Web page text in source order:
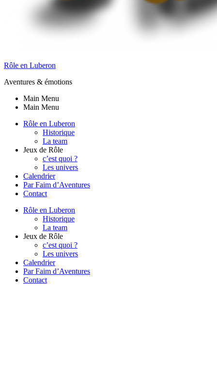
Rôle en Luberon
Aventures & émotions
Main Menu
Main Menu
Rôle en Luberon
Historique
La team
Jeux de Rôle
c’est quoi ?
Les univers
Calendrier
Par Faim d’Aventures
Contact
Rôle en Luberon
Historique
La team
Jeux de Rôle
c’est quoi ?
Les univers
Calendrier
Par Faim d’Aventures
Contact